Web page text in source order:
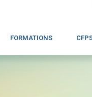
FORMATIONS